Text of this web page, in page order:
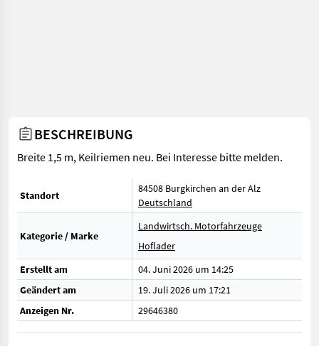
BESCHREIBUNG
Breite 1,5 m, Keilriemen neu. Bei Interesse bitte melden.
Standort
84508 Burgkirchen an der Alz
Deutschland
Kategorie / Marke
Landwirtsch. Motorfahrzeuge
Hoflader
Erstellt am
04. Juni 2026 um 14:25
Geändert am
19. Juli 2026 um 17:21
Anzeigen Nr.
29646380